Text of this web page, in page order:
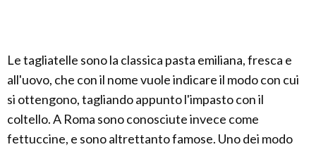
Le tagliatelle sono la classica pasta emiliana, fresca e
all'uovo, che con il nome vuole indicare il modo con cui
si ottengono, tagliando appunto l'impasto con il
coltello. A Roma sono conosciute invece come
fettuccine, e sono altrettanto famose. Uno dei modo